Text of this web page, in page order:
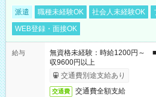
派遣 職種未経験OK 社会人未経験OK
WEB登録・面接OK
給与
無資格未経験：時給1200円～
収9600円以上
交通費別途支給あり
交通費 交通費全額支給